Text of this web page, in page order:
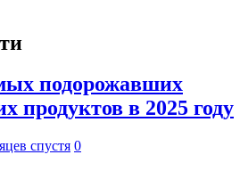
подорожавших
продуктов в 2025 году
спустя 0